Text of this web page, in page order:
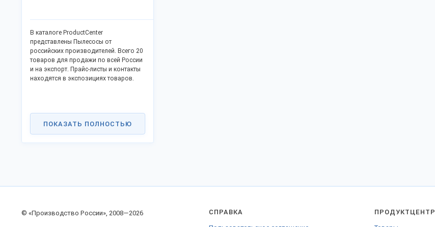
В каталоге ProductCenter
представлены Пылесосы от
российских производителей. Всего 20
товаров для продажи по всей России
и на экспорт. Прайс-листы и контакты
находятся в экспозициях товаров.
ПОКАЗАТЬ ПОЛНОСТЬЮ
© «Производство России», 2008—2026 СПРАВКА ПРОДУКТЦЕНТР